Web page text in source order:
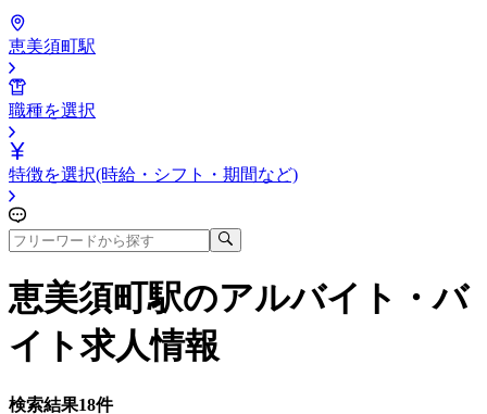
恵美須町駅
職種を選択
特徴を選択(時給・シフト・期間など)
恵美須町駅のアルバイト・バ
イト求人情報
検索結果18件